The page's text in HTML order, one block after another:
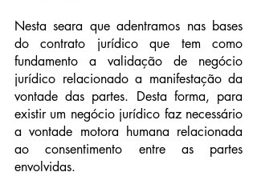
Nesta seara que adentramos nas bases
do contrato jurídico que tem como
fundamento a validação de negócio
jurídico relacionado a manifestação da
vontade das partes. Desta forma, para
existir um negócio jurídico faz necessário
a vontade motora humana relacionada
ao consentimento entre as partes
envolvidas.